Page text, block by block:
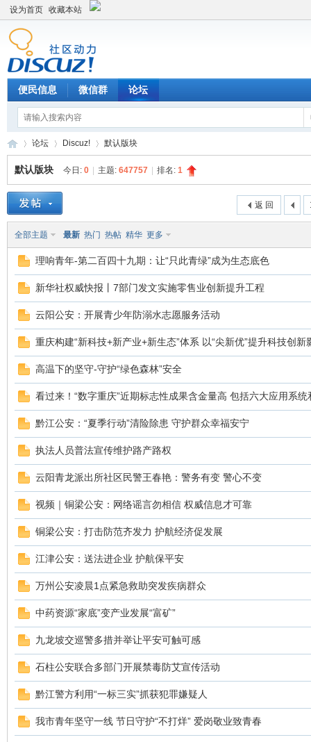
设为首页 收藏本站
便民信息 微信群 论坛
»
论坛
›
Discuz! 默认版块
默认版块 今日: 0 主题: 647757 排名: 1
返 回
全部主题 最新 热门 热帖 精华 更多
理响青年-第二百四十九期：让“只此青绿”成为生态底色
新华社权威快报丨7部门发文实施零售业创新提升工程
云阳公安：开展青少年防溺水志愿服务活动
重庆构建“新科技+新产业+新生态”体系 以“尖新优”提升科技创新
高温下的坚守-守护“绿色森林”安全
看过来！“数字重庆”近期标志性成果含金量高 包括六大应用系
黔江公安：“夏季行动”清险除患 守护群众幸福安宁
执法人员普法宣传维护路产路权
云阳青龙派出所社区民警王春艳：警务有变 警心不变
视频｜铜梁公安：网络谣言勿相信 权威信息才可靠
铜梁公安：打击防范齐发力 护航经济促发展
江津公安：送法进企业 护航保平安
万州公安凌晨1点紧急救助突发疾病群众
中药资源“家底”变产业发展“富矿”
九龙坡交巡警多措并举让平安可触可感
石柱公安联合多部门开展禁毒防艾宣传活动
黔江警方利用“一标三实”抓获犯罪嫌疑人
我市青年坚守一线 节日守护“不打烊” 爱岗敬业致青春